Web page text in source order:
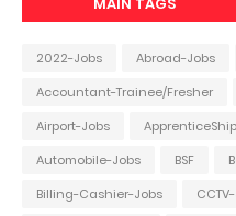
2022-Jobs Abroad-Jobs
Accountant-Trainee/Fresher
Airport-Jobs
ApprenticeShip
Automobile-Jobs
BSF
Billing-Cashier-Jobs